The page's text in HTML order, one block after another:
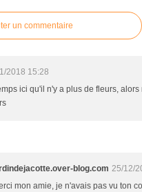
un commentaire
2018 15:28
ici qu'il n'y a plus de fleurs, alors
blog.com 25/12/
mon amie, je n'avais pas vu ton